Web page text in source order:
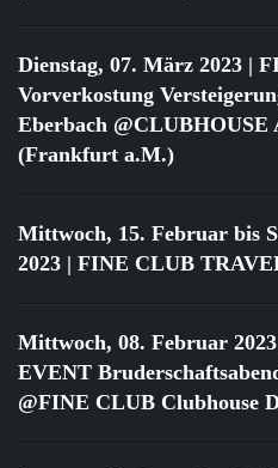
Dienstag, 07. März 2023 |
Vorverkostung
Eberbach @CLUBHOUSE
(Frankfurt a.M.)
Mittwoch, 15. Februar bis
2023 | FINE CLUB
Mittwoch, 08. Februar 2023
EVENT
@FINE CLUB Clubhouse